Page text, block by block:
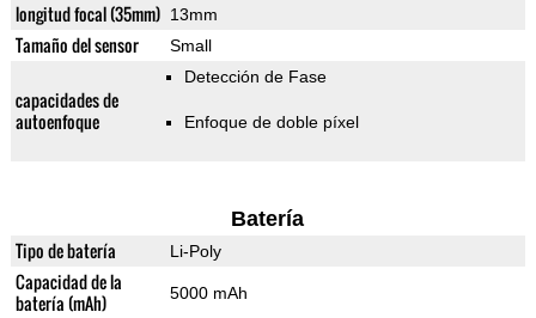
longitud focal (35mm) 13mm
Tamaño del sensor Small
capacidades de
autoenfoque
Detección de Fase
Enfoque de doble píxel
Batería
Tipo de batería Li-Poly
Capacidad de la
batería (mAh)
5000 mAh